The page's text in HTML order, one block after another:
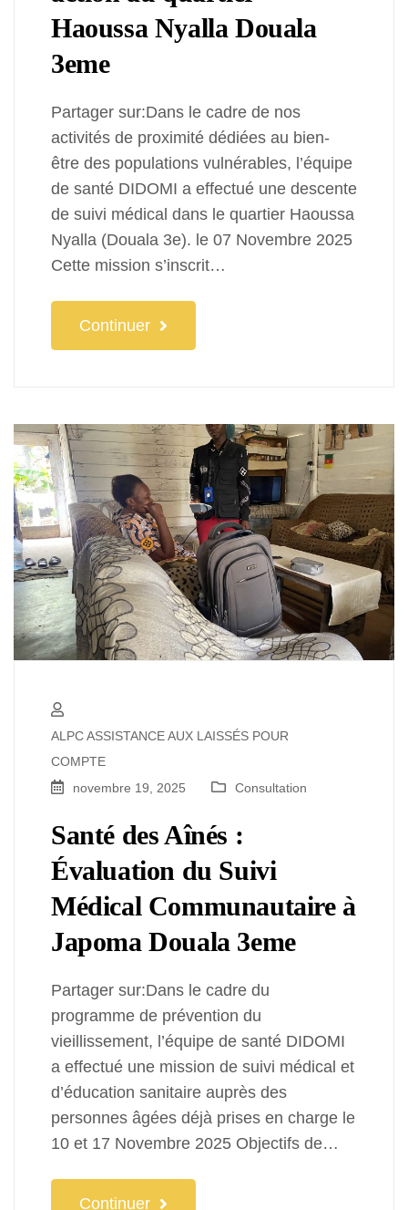
Haoussa Nyalla Douala
3eme
Partager sur:Dans le cadre de nos
activités de proximité dédiées au bien-
être des populations vulnérables, l’équipe
de santé DIDOMI a effectué une descente
de suivi médical dans le quartier Haoussa
Nyalla (Douala 3e). le 07 Novembre 2025
Cette mission s’inscrit…
Continuer
ALPC ASSISTANCE AUX LAISSÉS POUR
COMPTE
novembre 19, 2025
Consultation
Santé des Aînés :
Évaluation du Suivi
Médical Communautaire à
Japoma Douala 3eme
Partager sur:Dans le cadre du
programme de prévention du
vieillissement, l’équipe de santé DIDOMI
a effectué une mission de suivi médical et
d’éducation sanitaire auprès des
personnes âgées déjà prises en charge le
10 et 17 Novembre 2025 Objectifs de…
Continuer